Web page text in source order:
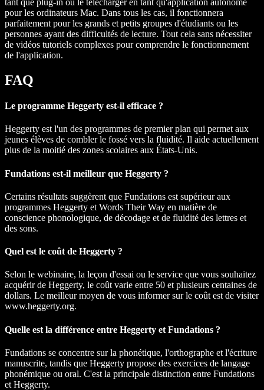
tant que plug-in ou le télécharger en tant qu'application autonome
pour les ordinateurs Mac. Dans tous les cas, il fonctionnera
parfaitement pour les grands et petits groupes d'étudiants ou les
personnes ayant des difficultés de lecture. Tout cela sans nécessiter
de vidéos tutoriels complexes pour comprendre le fonctionnement
de l'application.
FAQ
Le programme Heggerty est-il efficace ?
Heggerty est l'un des programmes de premier plan qui permet aux
jeunes élèves de combler le fossé vers la fluidité. Il aide actuellement
plus de la moitié des zones scolaires aux États-Unis.
Fundations est-il meilleur que Heggerty ?
Certains résultats suggèrent que Fundations est supérieur aux
programmes Heggerty et Words Their Way en matière de
conscience phonologique, de décodage et de fluidité des lettres et
des sons.
Quel est le coût de Heggerty ?
Selon le webinaire, la leçon d'essai ou le service que vous souhaitez
acquérir de Heggerty, le coût varie entre 50 et plusieurs centaines de
dollars. Le meilleur moyen de vous informer sur le coût est de visiter
www.heggerty.org.
Quelle est la différence entre Heggerty et Fundations ?
Fundations se concentre sur la phonétique, l'orthographe et l'écriture
manuscrite, tandis que Heggerty propose des exercices de langage
phonémique ou oral. C'est la principale distinction entre Fundations
et Heggerty.